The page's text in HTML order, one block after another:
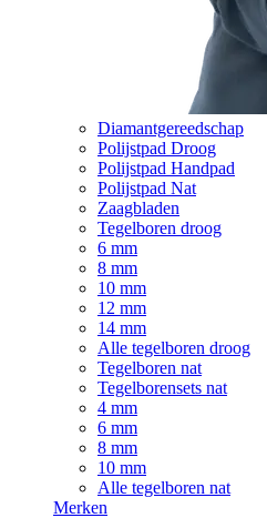
Diamantgereedschap
Polijstpad Droog
Polijstpad Handpad
Polijstpad Nat
Zaagbladen
Tegelboren droog
6 mm
8 mm
10 mm
12 mm
14 mm
Alle tegelboren droog
Tegelboren nat
Tegelborensets nat
4 mm
6 mm
8 mm
10 mm
Alle tegelboren nat
Merken